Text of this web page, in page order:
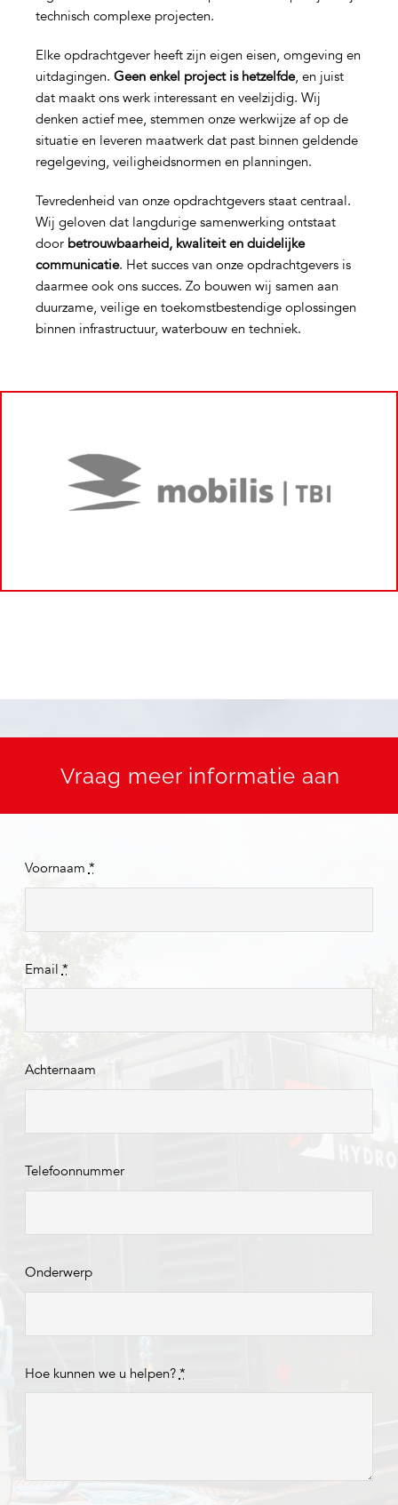
technisch complexe projecten.
Elke opdrachtgever heeft zijn eigen eisen, omgeving en
uitdagingen. Geen enkel project is hetzelfde, en juist
dat maakt ons werk interessant en veelzijdig. Wij
denken actief mee, stemmen onze werkwijze af op de
situatie en leveren maatwerk dat past binnen geldende
regelgeving, veiligheidsnormen en planningen.
Tevredenheid van onze opdrachtgevers staat centraal.
Wij geloven dat langdurige samenwerking ontstaat
door betrouwbaarheid, kwaliteit en duidelijke
communicatie. Het succes van onze opdrachtgevers is
daarmee ook ons succes. Zo bouwen wij samen aan
duurzame, veilige en toekomstbestendige oplossingen
binnen infrastructuur, waterbouw en techniek.
Vraag meer informatie aan
Voornaam *
Email *
Achternaam
Telefoonnummer
Onderwerp
Hoe kunnen we u helpen? *